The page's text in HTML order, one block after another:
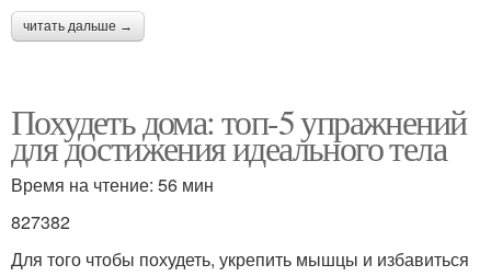
читать дальше →
Похудеть дома: топ-5 упражнений
для достижения идеального тела
Время на чтение: 56 мин
827382
Для того чтобы похудеть, укрепить мышцы и избавиться